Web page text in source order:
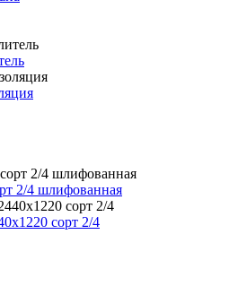
2/4 шлифованная
сорт 2/4